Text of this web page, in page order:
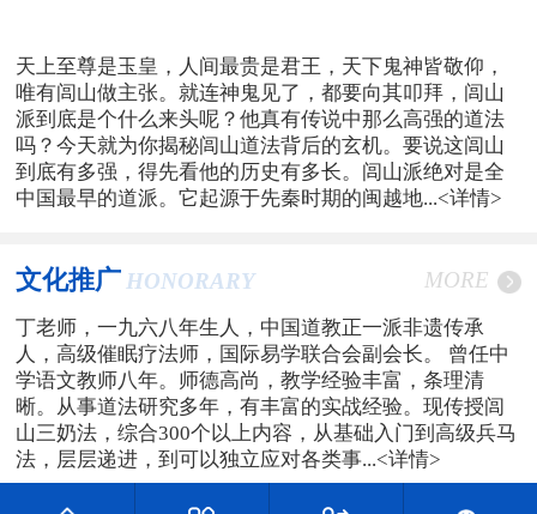
天上至尊是玉皇，人间最贵是君王，天下鬼神皆敬仰，
唯有闾山做主张。就连神鬼见了，都要向其叩拜，闾山
派到底是个什么来头呢？他真有传说中那么高强的道法
吗？今天就为你揭秘闾山道法背后的玄机。要说这闾山
到底有多强，得先看他的历史有多长。闾山派绝对是全
中国最早的道派。它起源于先秦时期的闽越地...<详情>
文化推广 HONORARY MORE
丁老师，一九六八年生人，中国道教正一派非遗传承
人，高级催眠疗法师，国际易学联合会副会长。 曾任中
学语文教师八年。师德高尚，教学经验丰富，条理清
晰。从事道法研究多年，有丰富的实战经验。现传授闾
山三奶法，综合300个以上内容，从基础入门到高级兵马
法，层层递进，到可以独立应对各类事...<详情>